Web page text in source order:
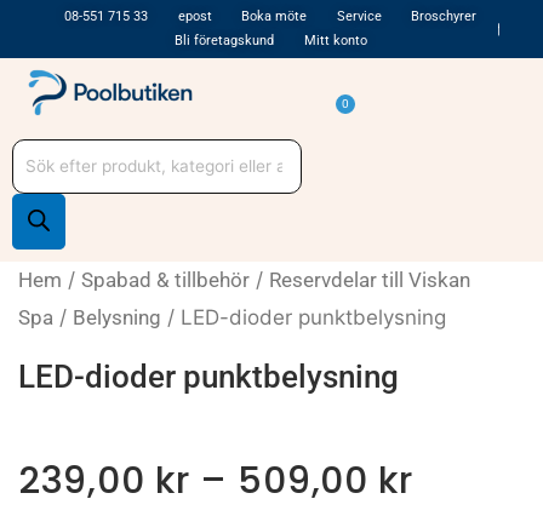
till
innehåll
08-551 715 33 epost Boka möte Service
Broschyrer
Bli företagskund
Mitt konto
0
Varukorg
Produktsökning
Hem / Spabad & tillbehör / Reservdelar till Viskan
Spa / Belysning / LED-dioder punktbelysning
LED-dioder punktbelysning
239,00 kr – 509,00 krPrice